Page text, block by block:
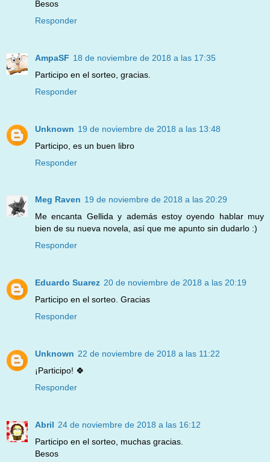
Besos
Responder
AmpaSF 18 de noviembre de 2018 a las 17:35
Participo en el sorteo, gracias.
Responder
Unknown 19 de noviembre de 2018 a las 13:48
Participo, es un buen libro
Responder
Meg Raven 19 de noviembre de 2018 a las 20:29
Me encanta Gellida y además estoy oyendo hablar muy
bien de su nueva novela, así que me apunto sin dudarlo :)
Responder
Eduardo Suarez 20 de noviembre de 2018 a las 20:19
Participo en el sorteo. Gracias
Responder
Unknown 22 de noviembre de 2018 a las 11:22
¡Participo! 🍀
Responder
Abril 24 de noviembre de 2018 a las 16:12
Participo en el sorteo, muchas gracias.
Besos